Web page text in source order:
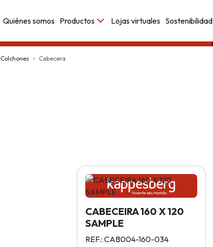
Quiénes somos Productos Lojas virtuales Sostenibilidad
Colchones Cabecera
CABECEIRA 160 X 120
SAMPLE
REF.: CAB004-160-034